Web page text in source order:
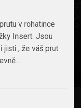
v rohatince
Insert. Jsou
jisti , že váš prut